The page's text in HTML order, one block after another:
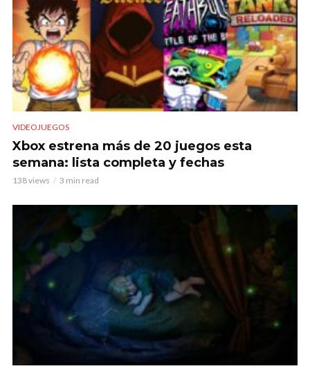
VIDEOJUEGOS
Xbox estrena más de 20 juegos esta
semana: lista completa y fechas
138 views 3 min read